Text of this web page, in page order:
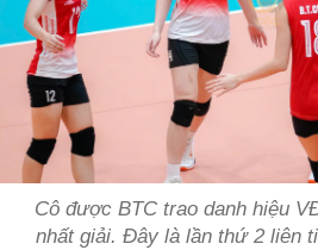
Cô được BTC trao danh hiệu
nhất giải. Đây là lần thứ 2 liên